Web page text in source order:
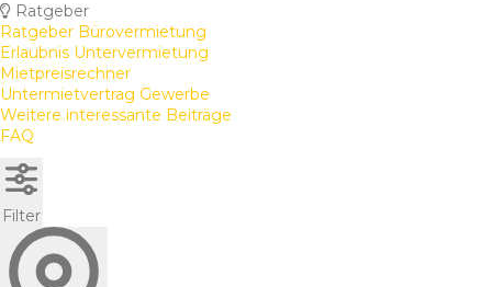
Ratgeber
Ratgeber Bürovermietung
Erlaubnis Untervermietung
Mietpreisrechner
Untermietvertrag Gewerbe
Weitere interessante Beiträge
FAQ
Filter